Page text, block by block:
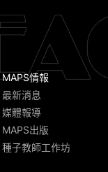
MAPS情報
最新消息
媒體報導
MAPS出版
種子教師工作坊